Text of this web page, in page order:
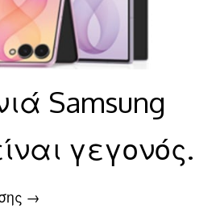
Samsung
γεγονός.
→